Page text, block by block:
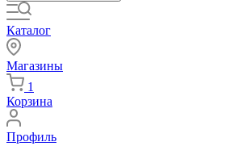
Каталог
Магазины
1
Корзина
Профиль